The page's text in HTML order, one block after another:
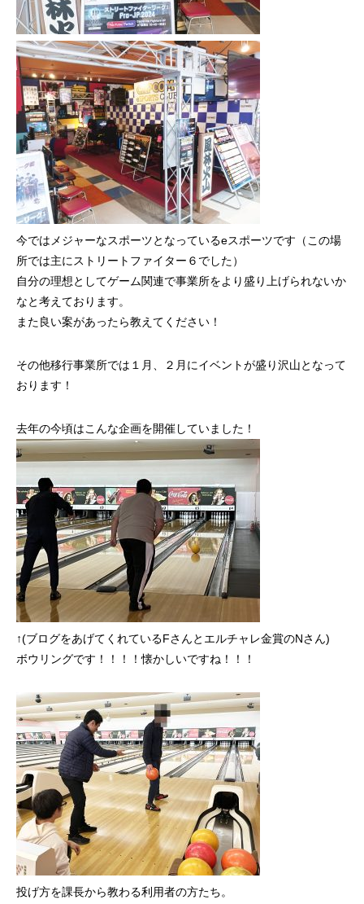
今ではメジャーなスポーツとなっているeスポーツです（この場
所では主にストリートファイター６でした）
自分の理想としてゲーム関連で事業所をより盛り上げられないか
なと考えております。
また良い案があったら教えてください！
その他移行事業所では１月、２月にイベントが盛り沢山となって
おります！
去年の今頃はこんな企画を開催していました！
↑(ブログをあげてくれているFさんとエルチャレ金賞のNさん)
ボウリングです！！！！懐かしいですね！！！
投げ方を課長から教わる利用者の方たち。